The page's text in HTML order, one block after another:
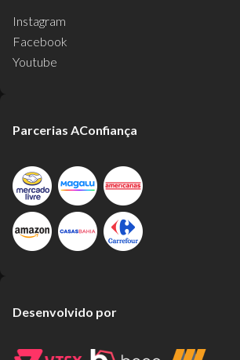
Instagram
Facebook
Youtube
Parcerias AConfiança
Desenvolvido por